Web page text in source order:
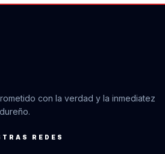
con la verdad y la inmediatez
REDES